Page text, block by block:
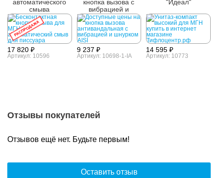
РАСПРОДАЖА
автоматического
смыва
17 820 ₽
Артикул: 10596
кнопка вызова с
вибрацией и
шнурком AISI 304
9 237 ₽
Артикул: 10698-1-IA
"Идеал"
14 595 ₽
Артикул: 10773
Отзывы покупателей
Отзывов ещё нет. Будьте первым!
Оставить отзыв